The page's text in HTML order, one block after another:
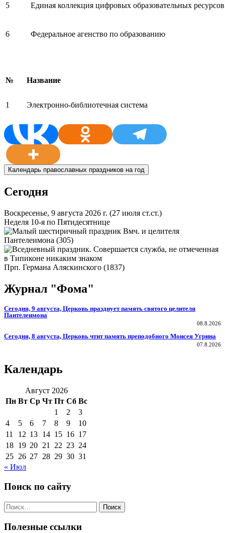
5 Единая коллекция цифровых образовательных ресурсов
6 Федеральное агенство по образованию
№ Название
1 Электронно-библиотечная система
Календарь православных праздников на год
Сегодня
Воскресенье, 9 августа 2026 г. (27 июля ст.ст.)
Неделя 10-я по Пятидесятнице
Вмч. и целителя
Пантелеимона (305)
Прп. Германа Аляскинского (1837)
Журнал "Фома"
Сегодня, 9 августа, Церковь празднует память святого целителя
Пантелеимона
08.8.2026
Сегодня, 8 августа, Церковь чтит память преподобного Моисея Угрина
07.8.2026
Календарь
Август 2026
Пн Вт Ср Чт Пт Сб Вс
1
2
3
4
5 6 7 8 9
10
11
12 13 14 15 16 17
18 19 20 21 22 23 24
25 26 27 28 29 30 31
« Июл
Поиск по сайту
Поиск
по:
Полезные ссылки